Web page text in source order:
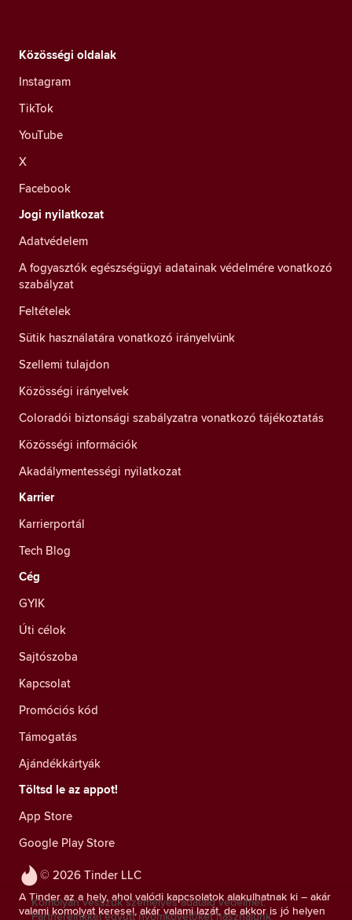
© 2026 Tinder LLC
A Tinder az a hely, ahol valódi kapcsolatok alakulhatnak ki – akár
valami komolyat keresel, akár valami lazát, de akkor is jó helyen
Közösségi oldalak
Instagram
TikTok
YouTube
X
Facebook
Jogi nyilatkozat
Adatvédelem
A fogyasztók egészségügyi adatainak védelmére vonatkozó
szabályzat
Feltételek
Sütik használatára vonatkozó irányelvünk
Szellemi tulajdon
Közösségi irányelvek
Coloradói biztonsági szabályzatra vonatkozó tájékoztatás
Közösségi információk
Akadálymentességi nyilatkozat
Karrier
Karrierportál
Tech Blog
Cég
GYIK
Úti célok
Sajtószoba
Kapcsolat
Promóciós kód
Támogatás
Ajándékkártyák
Töltsd le az appot!
App Store
Google Play Store
Komolyan vesszük személyes adataid védelmét.
Partnereinkkel együtt nyomkövetőket használunk